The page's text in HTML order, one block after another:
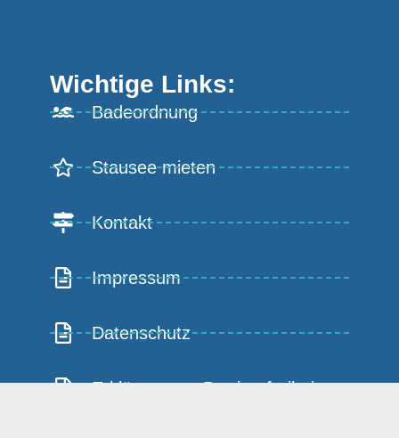
Wichtige Links:
Badeordnung
Stausee mieten
Kontakt
Impressum
Datenschutz
Erklärung zur Barrierefreiheit